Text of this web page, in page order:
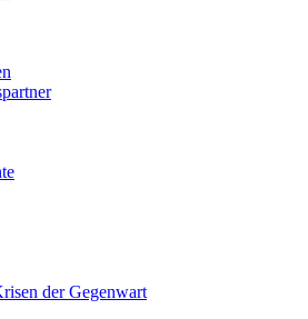
der Gegenwart